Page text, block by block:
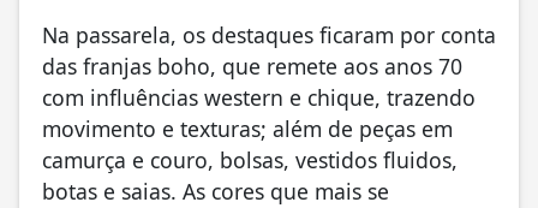
Na passarela, os destaques ficaram por conta
das franjas boho, que remete aos anos 70
com influências western e chique, trazendo
movimento e texturas; além de peças em
camurça e couro, bolsas, vestidos fluidos,
botas e saias. As cores que mais se